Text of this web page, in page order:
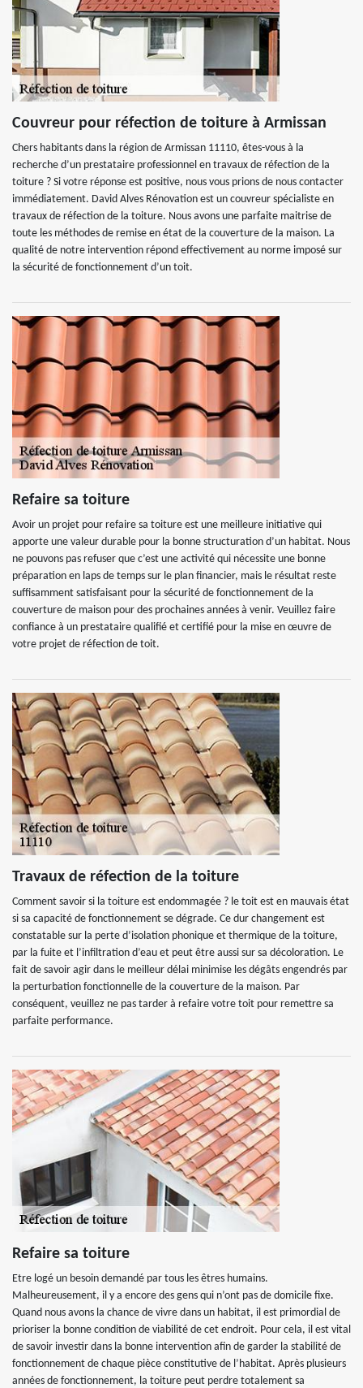
Couvreur pour réfection de toiture à Armissan
Chers habitants dans la région de Armissan 11110, êtes-vous à la
recherche d’un prestataire professionnel en travaux de réfection de la
toiture ? Si votre réponse est positive, nous vous prions de nous contacter
immédiatement. David Alves Rénovation est un couvreur spécialiste en
travaux de réfection de la toiture. Nous avons une parfaite maitrise de
toute les méthodes de remise en état de la couverture de la maison. La
qualité de notre intervention répond effectivement au norme imposé sur
la sécurité de fonctionnement d’un toit.
Refaire sa toiture
Avoir un projet pour refaire sa toiture est une meilleure initiative qui
apporte une valeur durable pour la bonne structuration d’un habitat. Nous
ne pouvons pas refuser que c’est une activité qui nécessite une bonne
préparation en laps de temps sur le plan financier, mais le résultat reste
suffisamment satisfaisant pour la sécurité de fonctionnement de la
couverture de maison pour des prochaines années à venir. Veuillez faire
confiance à un prestataire qualifié et certifié pour la mise en œuvre de
votre projet de réfection de toit.
Travaux de réfection de la toiture
Comment savoir si la toiture est endommagée ? le toit est en mauvais état
si sa capacité de fonctionnement se dégrade. Ce dur changement est
constatable sur la perte d’isolation phonique et thermique de la toiture,
par la fuite et l’infiltration d’eau et peut être aussi sur sa décoloration. Le
fait de savoir agir dans le meilleur délai minimise les dégâts engendrés par
la perturbation fonctionnelle de la couverture de la maison. Par
conséquent, veuillez ne pas tarder à refaire votre toit pour remettre sa
parfaite performance.
Refaire sa toiture
Etre logé un besoin demandé par tous les êtres humains.
Malheureusement, il y a encore des gens qui n’ont pas de domicile fixe.
Quand nous avons la chance de vivre dans un habitat, il est primordial de
prioriser la bonne condition de viabilité de cet endroit. Pour cela, il est vital
de savoir investir dans la bonne intervention afin de garder la stabilité de
fonctionnement de chaque pièce constitutive de l’habitat. Après plusieurs
années de fonctionnement, la toiture peut perdre totalement sa